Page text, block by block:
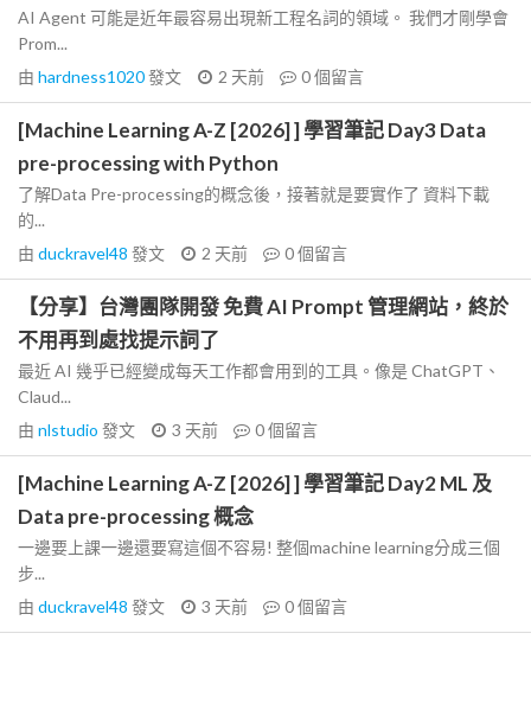
AI Agent 可能是近年最容易出現新工程名詞的領域。 我們才剛學會
Prom...
由 hardness1020發文 2 天前 0個留言
[Machine Learning A-Z [2026] ] 學習筆記 Day3 Data
pre-processing with Python
了解Data Pre-processing的概念後，接著就是要實作了 資料下載
的...
由 duckravel48 發文 2 天前 0個留言
【分享】台灣團隊開發 免費 AI Prompt 管理網站，終於
不用再到處找提示詞了
最近 AI 幾乎已經變成每天工作都會用到的工具。像是 ChatGPT、
Claud...
由 nlstudio 發文 3 天前 0個留言
[Machine Learning A-Z [2026] ] 學習筆記 Day2 ML 及
Data pre-processing 概念
一邊要上課一邊還要寫這個不容易! 整個machine learning分成三個
步...
由 duckravel48 發文 3 天前 0個留言